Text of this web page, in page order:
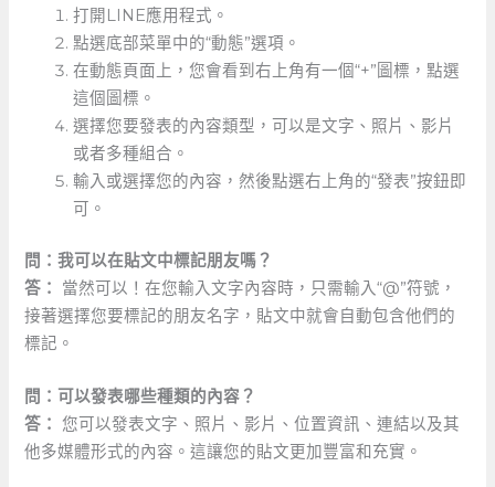
打開LINE應用程式。
點選底部菜單中的“動態”選項。
在動態頁面上，您會看到右上角有一個“+”圖標，點選
這個圖標。
選擇您要發表的內容類型，可以是文字、照片、影片
或者多種組合。
輸入或選擇您的內容，然後點選右上角的“發表”按鈕即
可。
問：我可以在貼文中標記朋友嗎？
答：
當然可以！在您輸入文字內容時，只需輸入“@”符號，
接著選擇您要標記的朋友名字，貼文中就會自動包含他們的
標記。
問：可以發表哪些種類的內容？
答：
您可以發表文字、照片、影片、位置資訊、連結以及其
他多媒體形式的內容。這讓您的貼文更加豐富和充實。